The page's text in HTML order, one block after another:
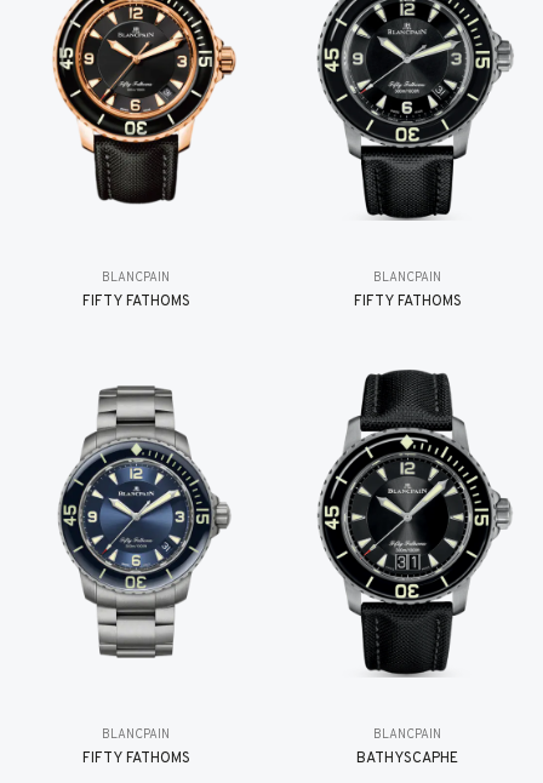
BLANCPAIN
FIFTY FATHOMS
BLANCPAIN
FIFTY FATHOMS
BLANCPAIN
FIFTY FATHOMS
BLANCPAIN
BATHYSCAPHE